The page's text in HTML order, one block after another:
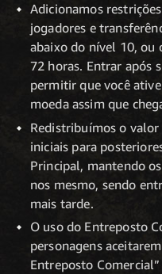
Adicionamos
jogadores e
abaixo do nível 10, ou
72 horas. Entrar após
permitir que você
moeda assim que
Redistribuímos o
iniciais para
Principal, mantendo
nos mesmo, sendo
mais tarde.
O uso do Entreposto
personagens
Entreposto